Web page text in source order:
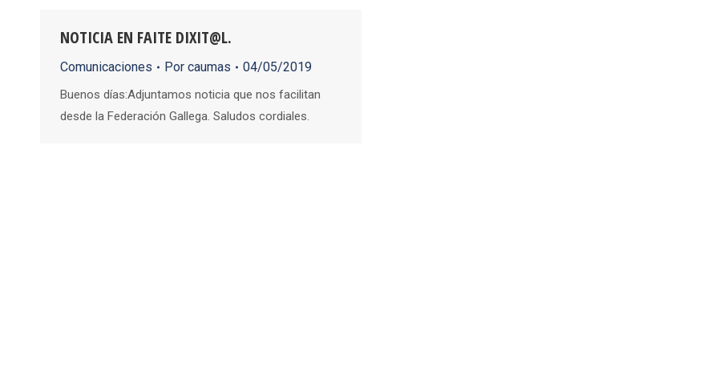
NOTICIA EN FAITE DIXIT@L.
Comunicaciones Por caumas 04/05/2019
Buenos días:Adjuntamos noticia que nos facilitan
desde la Federación Gallega. Saludos cordiales.